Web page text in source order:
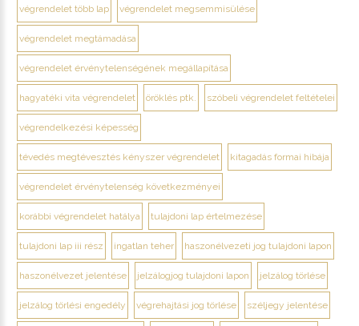
végrendelet több lap végrendelet megsemmisülése
végrendelet megtámadása
végrendelet érvénytelenségének megállapítása
hagyatéki vita végrendelet öröklés ptk. szóbeli végrendelet feltételei
végrendelkezési képesség
tévedés megtévesztés kényszer végrendelet kitagadás formai hibája
végrendelet érvénytelenség következményei
korábbi végrendelet hatálya tulajdoni lap értelmezése
tulajdoni lap iii rész ingatlan teher haszonélvezeti jog tulajdoni lapon
haszonélvezet jelentése jelzálogjog tulajdoni lapon jelzálog törlése
jelzálog törlési engedély végrehajtási jog törlése széljegy jelentése